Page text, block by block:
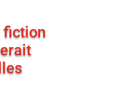
fiction